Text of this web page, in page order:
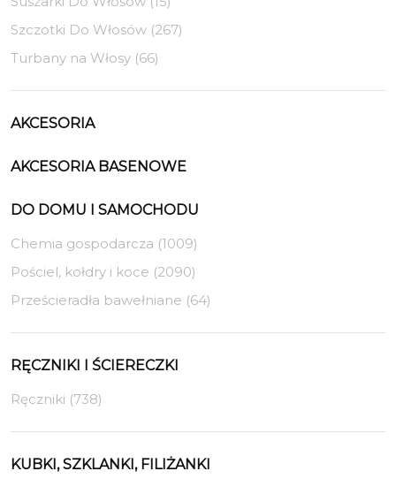
Szczotki Do Włosów (267)
Turbany na Włosy (66)
AKCESORIA
AKCESORIA BASENOWE
DO DOMU I SAMOCHODU
Chemia gospodarcza (1009)
Pościel, kołdry i koce (2090)
Prześcieradła bawełniane (64)
RĘCZNIKI I ŚCIERECZKI
Ręczniki (738)
KUBKI, SZKLANKI, FILIŻANKI